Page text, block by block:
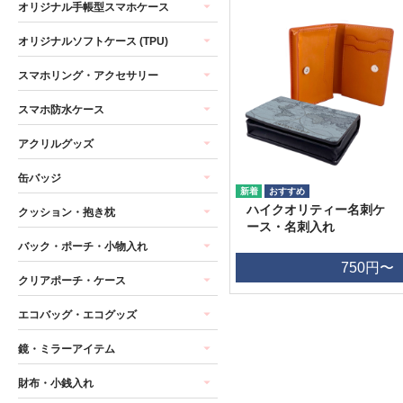
ハイクオリティー名刺ケ
ース・名刺入れ
750円〜
オリジナル手帳型スマホケース
オリジナルソフトケース (TPU)
スマホリング・アクセサリー
スマホ防水ケース
アクリルグッズ
缶バッジ
クッション・抱き枕
バック・ポーチ・小物入れ
クリアポーチ・ケース
エコバッグ・エコグッズ
鏡・ミラーアイテム
財布・小銭入れ